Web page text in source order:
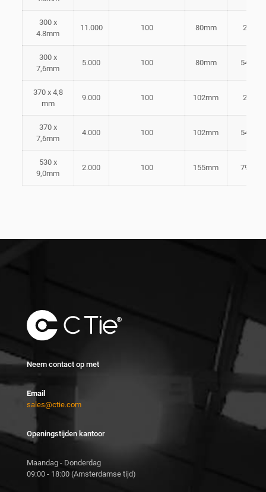
300 x
4.8mm
11.000 100 80mm 22 kg
300 x
7,6mm
5.000 100 80mm 54,4kg
370 x 4,8
mm
9.000 100 102mm 22 kg
370 x
7,6mm
4.000 100 102mm 54,4kg
530 x
9,0mm
2.000 100 155mm 79,4kg
Neem contact op met
Email
sales@ctie.com
Openingstijden kantoor
Maandag - Donderdag
09:00 - 18:00 (Amsterdamse tijd)